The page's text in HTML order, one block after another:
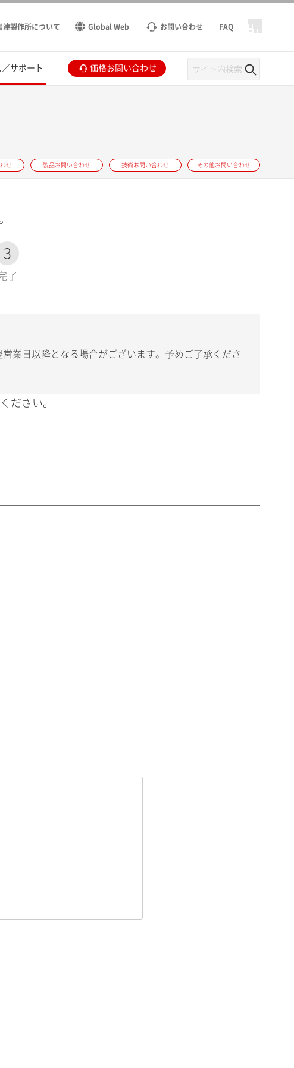
津製作所について Global Web お問い合わせ FAQ
サポート 価格お問い合わせ
せ 製品お問い合わせ 技術お問い合わせ その他お問い合わせ
3
了
業日以降となる場合がございます。予めご了承くださ
ださい。